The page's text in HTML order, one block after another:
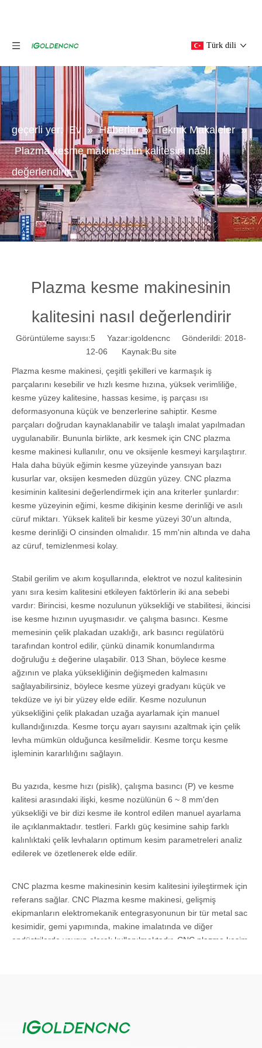
Türk dili
geçerli yer: Ev » Haberler » Teknik Makaleler »
Plazma kesme makinesinin kalitesini nasıl
değerlendirir
Plazma kesme makinesinin
kalitesini nasıl değerlendirir
Görüntüleme sayısı:5 Yazar:igoldencnc Gönderildi: 2018-
12-06 Kaynak:Bu site
Plazma kesme makinesi, çeşitli şekilleri ve karmaşık iş
parçalarını kesebilir ve hızlı kesme hızına, yüksek verimliliğe,
kesme yüzey kalitesine, hassas kesime, iş parçası ısı
deformasyonuna küçük ve benzerlerine sahiptir. Kesme
parçaları doğrudan kaynaklanabilir ve talaşlı imalat yapılmadan
uygulanabilir. Bununla birlikte, ark kesmek için CNC plazma
kesme makinesi kullanılır, onu ve oksijenle kesmeyi karşılaştırır.
Hala daha büyük eğimin kesme yüzeyinde yansıyan bazı
kusurlar var, oksijen kesmeden düzgün yüzey. CNC plazma
kesiminin kalitesini değerlendirmek için ana kriterler şunlardır:
kesme yüzeyinin eğimi, kesme dikişinin kesme derinliği ve asılı
cüruf miktarı. Yüksek kaliteli bir kesme yüzeyi 30'un altında,
kesme derinliği O cinsinden olmalıdır. 15 mm'nin altında ve daha
az cüruf, temizlenmesi kolay.
Stabil gerilim ve akım koşullarında, elektrot ve nozul kalitesinin
yanı sıra kesim kalitesini etkileyen faktörlerin iki ana sebebi
vardır: Birincisi, kesme nozulunun yüksekliği ve stabilitesi, ikincisi
ise kesme hızının uyuşmasıdır. ve çalışma basıncı. Kesme
memesinin çelik plakadan uzaklığı, ark basıncı regülatörü
tarafından kontrol edilir, çünkü dinamik konumlandırma
doğruluğu ± değerine ulaşabilir. 013 Shan, böylece kesme
ağzının ve plaka yüksekliğinin değişmeden kalmasını
sağlayabilirsiniz, böylece kesme yüzeyi gradyanı küçük ve
tekdüze ve iyi bir yüzey elde edilir. Kesme nozulunun
yüksekliğini çelik plakadan uzağa ayarlamak için manuel
kullandığınızda. Kesme torçu ayarı sayısını azaltmak için çelik
levha mümkün olduğunca kesilmelidir. Kesme torçu kesme
işleminin kararlılığını sağlayın.
Bu yazıda, kesme hızı (pislik), çalışma basıncı (P) ve kesme
kalitesi arasındaki ilişki, kesme nozülünün 6 ~ 8 mm'den
yüksekliği ve bir dizi kesme ile kontrol edilen manuel ayarlama
ile açıklanmaktadır. testleri. Farklı güç kesimine sahip farklı
kalınlıktaki çelik levhaların optimum kesim parametreleri analiz
edilerek ve özetlenerek elde edilir.
CNC plazma kesme makinesinin kesim kalitesini iyileştirmek için
referans sağlar. CNC Plazma kesme makinesi, gelişmiş
ekipmanların elektromekanik entegrasyonunun bir tür metal sac
kesimidir, gemi yapımında, makine imalatında ve diğer
endüstrilerde yaygın olarak kullanılmaktadır. CNC plazma kesim
parametrelerinin Parçası elde ettik.